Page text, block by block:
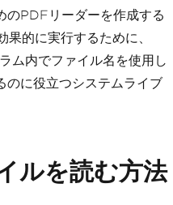
のPDFリーダーを作成する
的に実行するために、
ム内でファイル名を使用し
のに役立つシステムライブ
ルを読む方法